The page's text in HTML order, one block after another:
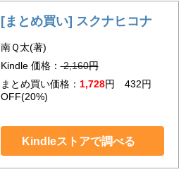
[まとめ買い] スクナヒコナ
南Ｑ太(著)
Kindle 価格： 2,160円
まとめ買い価格： 1,728円 432円
OFF(20%)
Kindleストアで調べる